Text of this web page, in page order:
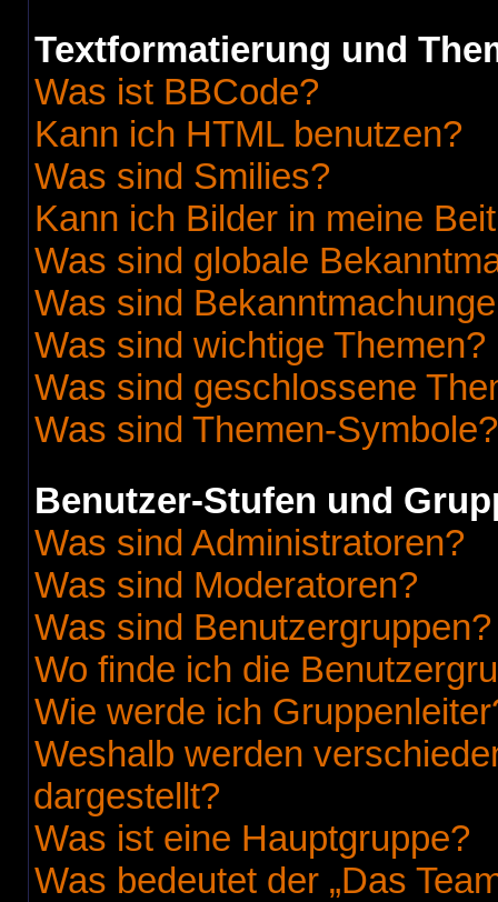
Textformatierung und
Was ist BBCode?
Kann ich HTML benutzen?
Was sind Smilies?
Kann ich Bilder in meine
Was sind globale
Was sind
Was sind wichtige Themen?
Was sind geschlossene
Was sind Themen-Symbole?
Benutzer-Stufen und
Was sind Administratoren?
Was sind Moderatoren?
Was sind Benutzergruppen?
Wo finde ich die
Wie werde ich
Weshalb werden
dargestellt?
Was ist eine Hauptgruppe?
Was bedeutet der „Das